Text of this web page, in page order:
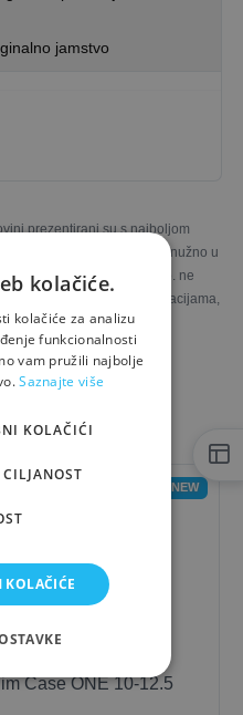
jamstvo
prezentirani su s najboljom
su prirode i ne moraju nužno u
Opus Computers d.o.o. ne
slikama, opisima, specifikacijama,
NEW
Case ONE 10-12.5
kolačiće.
kolačiće za analizu
funkcionalnosti
vam pružili najbolje
Saznajte više
KOLAČIĆI
CILJANOST
KOLAČIĆE